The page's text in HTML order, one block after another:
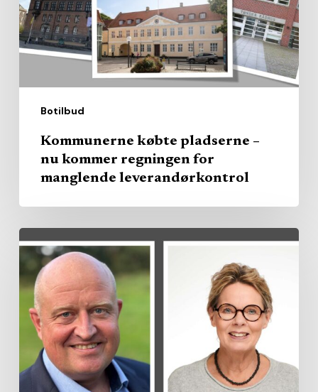
Botilbud
kommer
regningen
for
Kommunerne købte pladserne –
nu kommer regningen for
manglende leverandørkontrol
Region
køber
privat
kapacitet
branchen
brede